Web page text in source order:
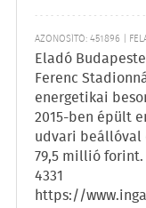
AZONOSÍTÓ: 451896 |
Eladó
Ferenc
energetikai
2015-ben épült
udvari beállóval
79,5 millió
4331
https://